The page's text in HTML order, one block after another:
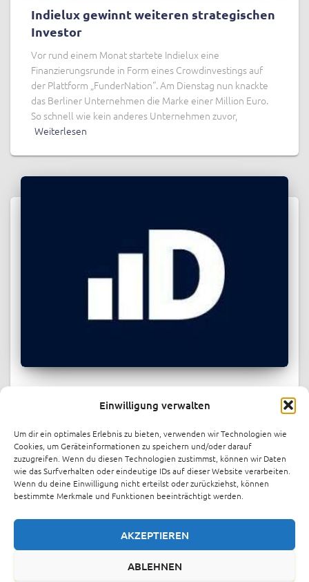
Einwilligung verwalten
Um dir ein optimales Erlebnis zu bieten, verwenden wir Technologien wie
Cookies, um Geräteinformationen zu speichern und/oder darauf
zuzugreifen. Wenn du diesen Technologien zustimmst, können wir Daten
wie das Surfverhalten oder eindeutige IDs auf dieser Website verarbeiten.
Wenn du deine Einwilligung nicht erteilst oder zurückziehst, können
bestimmte Merkmale und Funktionen beeinträchtigt werden.
AKZEPTIEREN
ABLEHNEN
Indielux gewinnt weiteren strategischen
Investor
Vor rund einem Monat startete Indielux eine
Finanzierungsrunde in Form eines Crowdinvestings auf
der Plattform „FunderNation“. Am Dienstag nun knackte
das Berliner Unternehmen die Marke einer Million Euro.
So schnell wie kein anderes Unternehmen zuvor,
Weiterlesen
Berlin energy startup indielux raises
over $1.1M in record-breaking
crowdfunding round
Berlin-based energy startup indielux has raised over €1
million through crowdinvesting platform FunderNation,
just one month after launching its funding round. The
company has now increased its target to €1.4 million.
Indielux offers patented cable Weiterlesen